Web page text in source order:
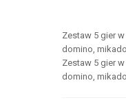
Zestaw 5 gier
domino,
Zestaw 5 gier
domino,